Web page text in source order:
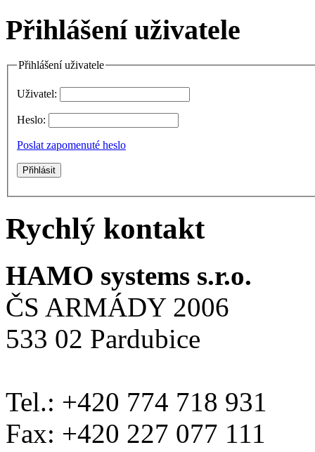
Přihlášení uživatele
Přihlášení uživatele
Uživatel:
Heslo:
Poslat zapomenuté heslo
Rychlý kontakt
HAMO systems s.r.o.
ČS ARMÁDY 2006
533 02 Pardubice
Tel.: +420 774 718 931
Fax: +420 227 077 111